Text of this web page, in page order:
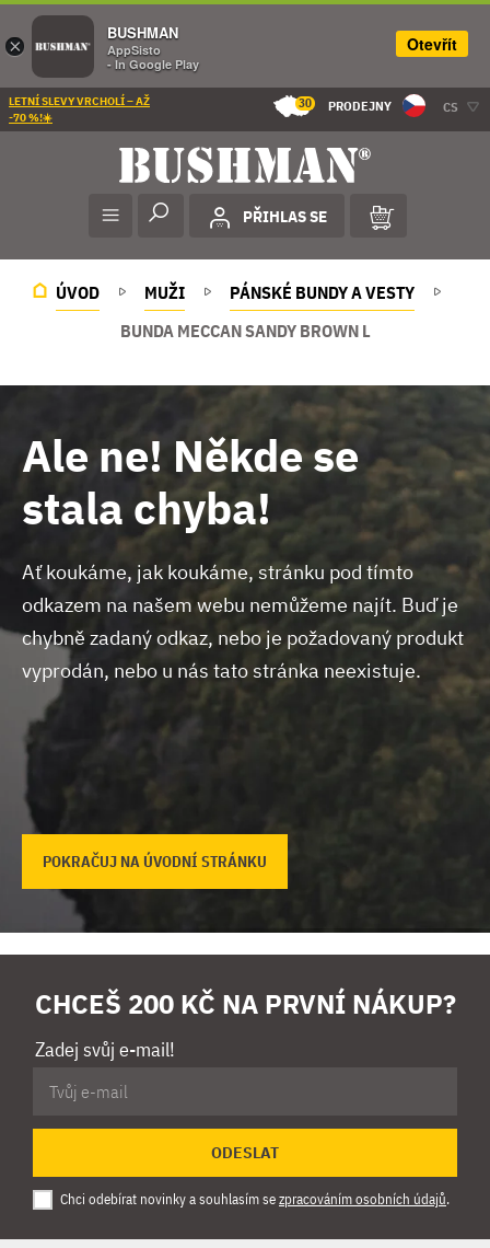
LETNÍ SLEVY VRCHOLÍ – AŽ
-70 %!☀️
30 PRODEJNY CS
PŘIHLAS SE
ÚVOD MUŽI
PÁNSKÉ BUNDY A VESTY
BUNDA MECCAN SANDY BROWN L
Ale ne! Někde se
stala chyba!
Ať koukáme, jak koukáme, stránku pod tímto
odkazem na našem webu nemůžeme najít. Buď je
chybně zadaný odkaz, nebo je požadovaný produkt
vyprodán, nebo u nás tato stránka neexistuje.
POKRAČUJ NA ÚVODNÍ STRÁNKU
CHCEŠ 200 KČ NA PRVNÍ NÁKUP?
Zadej svůj e-mail!
ODESLAT
Chci odebírat novinky a souhlasím sezpracováním osobních údajů.
×
BUSHMAN
AppSisto
- In Google Play
Otevřít